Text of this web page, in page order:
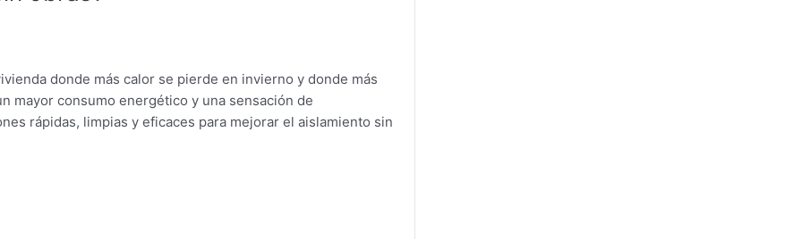
donde más calor se pierde en invierno y donde más
mayor consumo energético y una sensación de
rápidas, limpias y eficaces para mejorar el aislamiento sin